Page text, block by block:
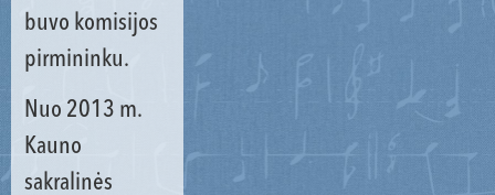
buvo komisijos
pirmininku.
Nuo 2013 m.
Kauno
sakralinės